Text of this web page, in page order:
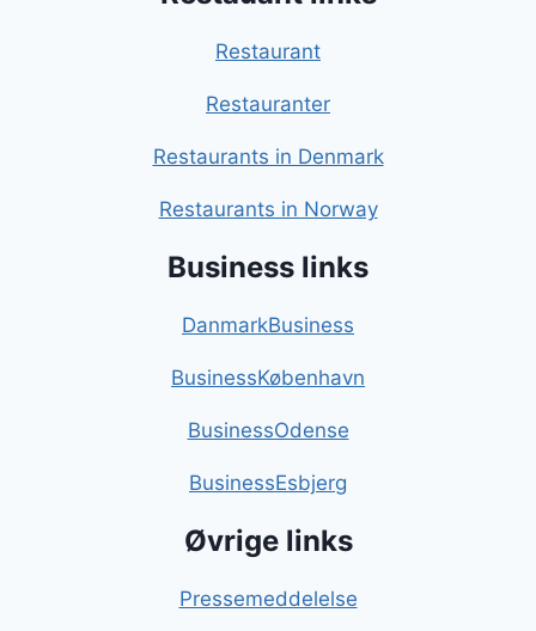
Restaurant
Restauranter
Restaurants in Denmark
Restaurants in Norway
Business links
DanmarkBusiness
BusinessKøbenhavn
BusinessOdense
BusinessEsbjerg
Øvrige links
Pressemeddelelse